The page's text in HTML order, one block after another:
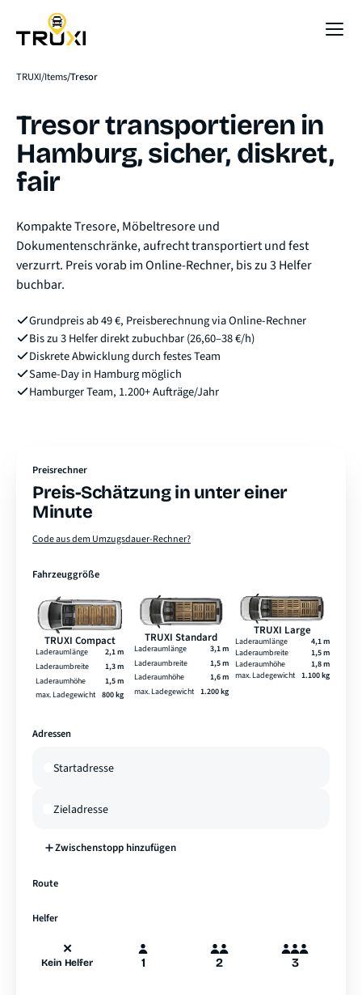
TRUXI Items Tresor
Tresor transportieren in
Hamburg, sicher, diskret,
fair
Kompakte Tresore, Möbeltresore und
Dokumentenschränke, aufrecht transportiert und fest
verzurrt. Preis vorab im Online-Rechner, bis zu 3 Helfer
buchbar.
Grundpreis ab 49 €, Preisberechnung via Online-Rechner
Bis zu 3 Helfer direkt zubuchbar (26,60–38 €/h)
Diskrete Abwicklung durch festes Team
Same-Day in Hamburg möglich
Hamburger Team, 1.200+ Aufträge/Jahr
Preisrechner
Preis-Schätzung in unter einer
Minute
Code aus dem Umzugsdauer-Rechner?
Fahrzeuggröße
TRUXI Compact
Laderaumlänge
2,1 m
Laderaumbreite
1,3 m
Laderaumhöhe
1,5 m
max. Ladegewicht 800 kg
TRUXI Standard
Laderaumlänge
3,1 m
Laderaumbreite
1,5 m
Laderaumhöhe
1,6 m
max. Ladegewicht
1.200 kg
TRUXI Large
Laderaumlänge
4,1 m
Laderaumbreite
1,5 m
Laderaumhöhe
1,8 m
max. Ladegewicht 1.100 kg
Adressen
Zwischenstopp hinzufügen
Route
Helfer
✕
Kein Helfer 1 2 3